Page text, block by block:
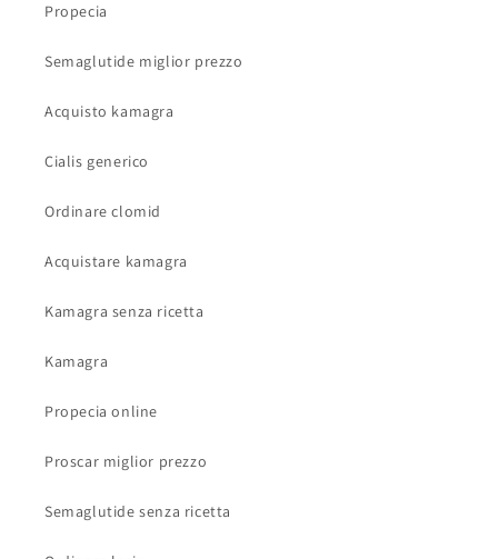
Propecia
Semaglutide miglior prezzo
Acquisto kamagra
Cialis generico
Ordinare clomid
Acquistare kamagra
Kamagra senza ricetta
Kamagra
Propecia online
Proscar miglior prezzo
Semaglutide senza ricetta